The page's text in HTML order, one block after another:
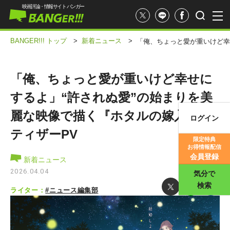
映画評論・情報サイト バンガー
ログイン
限定特典
お得情報配信
会員登録
気分で
検索
BANGER!!! トップ > 新着ニュース > 「俺、ちょっと愛が重いけど
「俺、ちょっと愛が重いけど幸せに
するよ」“許されぬ愛”の始まりを美
麗な映像で描く『ホタルの嫁入り』
ティザーPV
新着ニュース
2026.04.04
ライター：#ニュース編集部